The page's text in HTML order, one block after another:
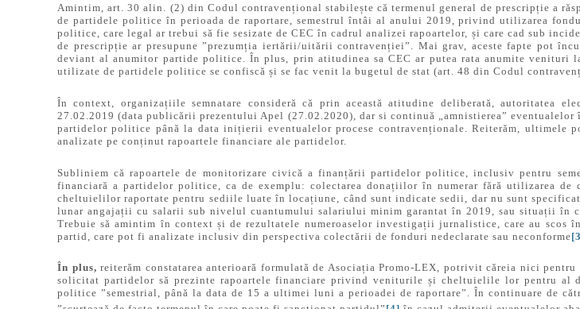
Amintim, art. 30 alin. (2) din Codul contravențional stabilește că termenul general de prescripție a
de partidele politice în perioada de raportare, semestrul întâi al anului 2019, privind utilizarea
politice, care legal ar trebui să fie sesizate de CEC în cadrul analizei rapoartelor, și care cad sub
de prescripție ar presupune ”prezumția iertării/uitării contravenției”. Mai grav, aceste fapte pot
deviant al anumitor partide politice. În plus, prin atitudinea sa CEC ar putea rata anumite venituri
utilizate de partidele politice se confiscă și se fac venit la bugetul de stat (art. 48 din Codul
În context, organizațiile semnatare consideră că prin această atitudine deliberată, autoritatea
27.02.2019 (data publicării prezentului Apel (27.02.2020), dar si continuă „amnistierea”
partidelor politice până la data inițierii eventualelor procese contravenționale. Reiterăm,
analizate pe conținut rapoartele financiare ale partidelor.
Subliniem că rapoartele de monitorizare civică a finanțării partidelor politice, inclusiv pentru
financiară a partidelor politice, ca de exemplu: colectarea donațiilor în numerar fără utilizarea
cheltuielilor raportate pentru sediile luate în locațiune, când sunt indicate sedii, dar nu sunt
lunar angajații cu salarii sub nivelul cuantumului salariului minim garantat în 2019, sau situații în
Trebuie să amintim în context și de rezultatele numeroaselor investigații jurnalistice, care au
partid, care pot fi analizate inclusiv din perspectiva colectării de fonduri nedeclarate sau neconforme
În plus,reiterăm constatarea anterioară formulată de Asociația Promo-LEX, potrivit căreia nici
solicitat partidelor să prezinte rapoartele financiare privind veniturile și cheltuielile lor pentru
politice ”semestrial, până la data de 15 a ultimei luni a perioadei de raportare”. În continuare de